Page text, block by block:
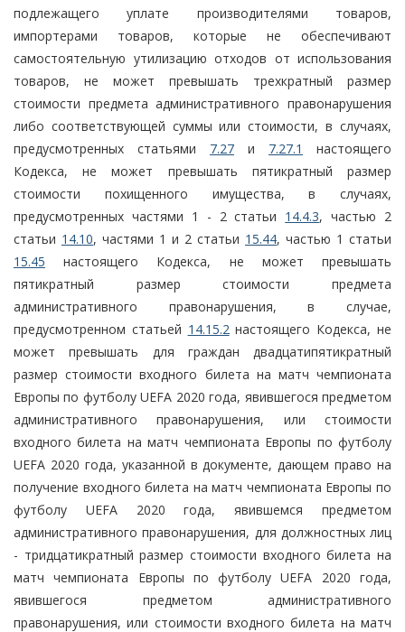
подлежащего уплате производителями товаров,
импортерами товаров, которые не обеспечивают
самостоятельную утилизацию отходов от использования
товаров, не может превышать трехкратный размер
стоимости предмета административного правонарушения
либо соответствующей суммы или стоимости, в случаях,
предусмотренных статьями 7.27 и 7.27.1
настоящего
Кодекса, не может превышать пятикратный размер
стоимости похищенного имущества, в случаях,
предусмотренных частями 1 - 2 статьи 14.4.3, частью 2
статьи 14.10, частями 1 и 2 статьи 15.44, частью 1 статьи
15.45 настоящего Кодекса, не может превышать
пятикратный размер стоимости предмета
административного правонарушения, в случае,
предусмотренном статьей 14.15.2 настоящего Кодекса, не
может превышать для граждан двадцатипятикратный
размер стоимости входного билета на матч чемпионата
Европы по футболу UEFA 2020 года, явившегося предметом
административного правонарушения, или стоимости
входного билета на матч чемпионата Европы по футболу
UEFA 2020 года, указанной в документе, дающем право на
получение входного билета на матч чемпионата Европы по
футболу UEFA 2020 года, явившемся предметом
административного правонарушения, для должностных лиц
- тридцатикратный размер стоимости входного билета на
матч чемпионата Европы по футболу UEFA 2020 года,
явившегося предметом административного
правонарушения, или стоимости входного билета на матч